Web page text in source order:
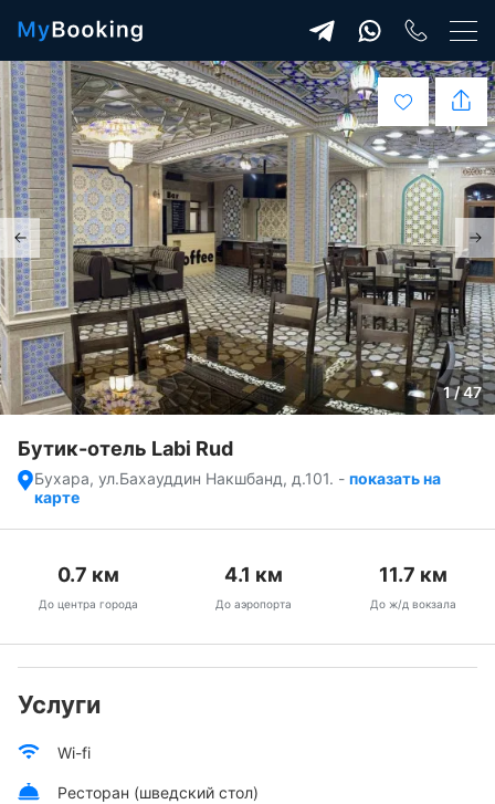
1 / 47
Бутик-отель Labi Rud
Бухара, ул.Бахауддин Накшбанд, д.101. - показать на
карте
0.7 км
До центра города
4.1 км
До аэропорта
11.7 км
До ж/д вокзала
Услуги
Wi-fi
Ресторан (шведский стол)